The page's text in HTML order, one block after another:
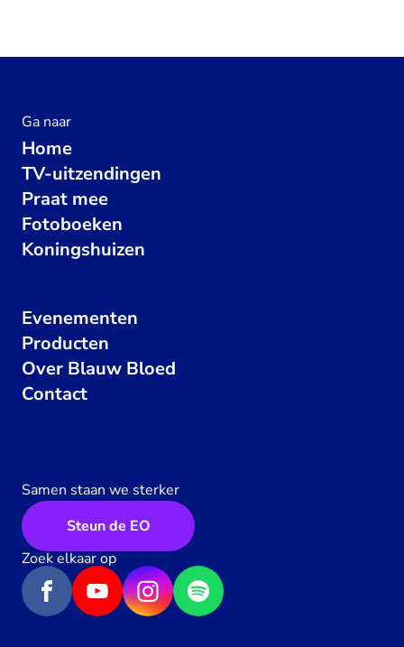
Ga naar
Home
TV-uitzendingen
Praat mee
Fotoboeken
Koningshuizen
Evenementen
Producten
Over Blauw Bloed
Contact
Samen staan we sterker
Steun de EO
Zoek elkaar op